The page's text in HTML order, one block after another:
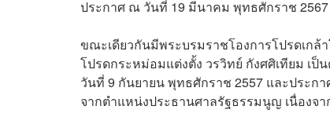
ประกาศ ณ วันที่ 19 มีนาคม พุทธศักราช 2567
ขณะเดียวกันมีพระบรมราชโองการโปรดเกล้
โปรดกระหม่อมแต่งตั้ง วรวิทย์ กังศศิเทียม เ
วันที่ 9 กันยายน พุทธศักราช 2557 และประก
จากตำแหน่งประธานศาลรัฐธรรมนูญ เนื่องจ